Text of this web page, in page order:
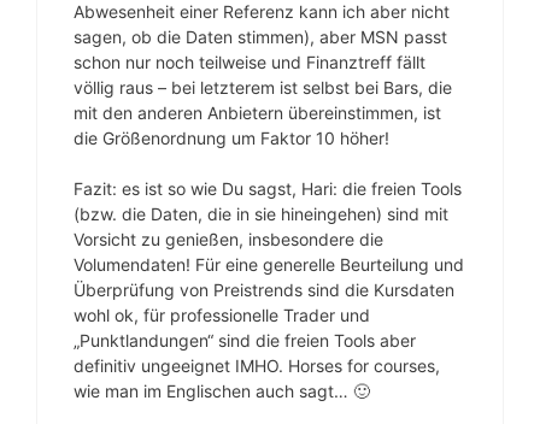
Abwesenheit einer Referenz kann ich aber nicht
sagen, ob die Daten stimmen), aber MSN passt
schon nur noch teilweise und Finanztreff fällt
völlig raus – bei letzterem ist selbst bei Bars, die
mit den anderen Anbietern übereinstimmen, ist
die Größenordnung um Faktor 10 höher!
Fazit: es ist so wie Du sagst, Hari: die freien Tools
(bzw. die Daten, die in sie hineingehen) sind mit
Vorsicht zu genießen, insbesondere die
Volumendaten! Für eine generelle Beurteilung und
Überprüfung von Preistrends sind die Kursdaten
wohl ok, für professionelle Trader und
„Punktlandungen“ sind die freien Tools aber
definitiv ungeeignet IMHO. Horses for courses,
wie man im Englischen auch sagt… 🙂